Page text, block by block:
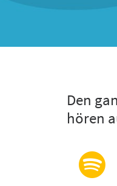
Den
hören